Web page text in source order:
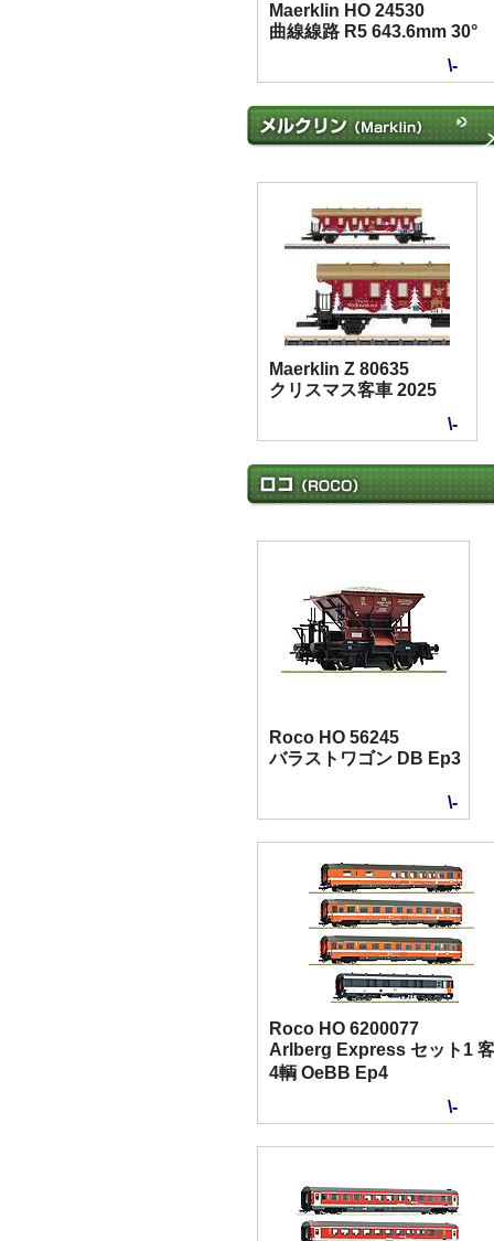
Maerklin HO 24530
曲線線路 R5 643.6mm 30°
\-
Maerklin Z 80635
クリスマス客車 2025
\-
Roco HO 56245
バラストワゴン DB Ep3
\-
Roco HO 6200077
Arlberg Express セット1
4輌 OeBB Ep4
\-